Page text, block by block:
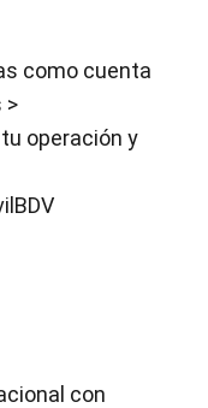
como cuenta
>
operación y
con